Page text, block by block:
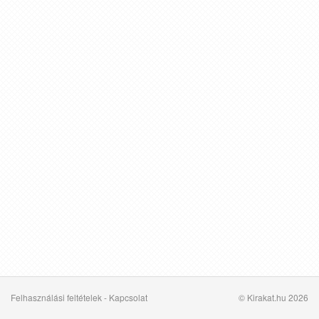
Felhasználási feltételek- Kapcsolat © Kirakat.hu 2026